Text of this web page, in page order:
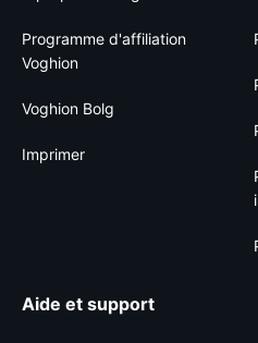
Programme d'affiliation
Voghion
Voghion Bolg
Imprimer
Aide et support